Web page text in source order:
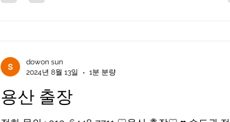
용산 출장
dowon sun
2024년 8월 13일
1분 분량